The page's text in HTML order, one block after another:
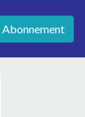
Abonnement